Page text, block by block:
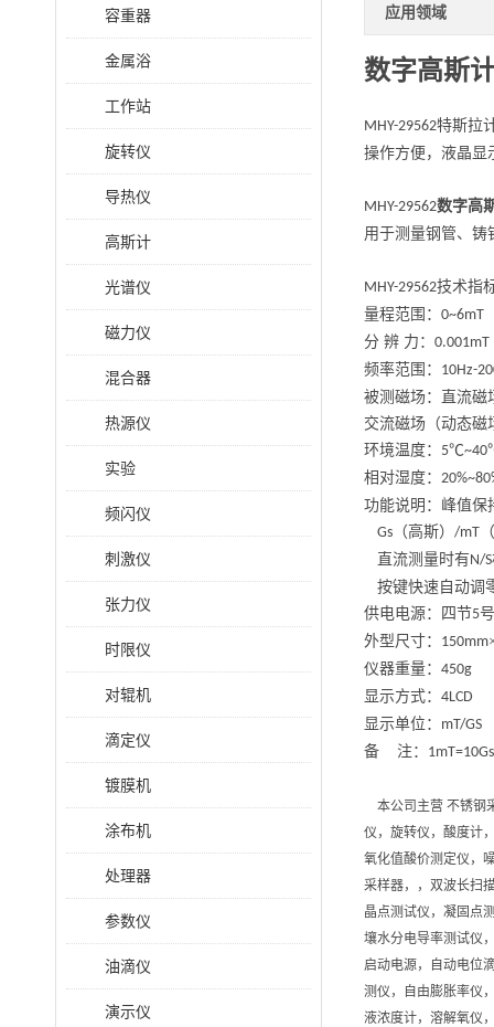
容重器
金属浴
工作站
旋转仪
导热仪
高斯计
光谱仪
磁力仪
混合器
热源仪
实验
频闪仪
刺激仪
张力仪
时限仪
对辊机
滴定仪
镀膜机
涂布机
处理器
参数仪
油滴仪
演示仪
应用领域
数字高斯
MHY-29562特斯拉
操作方便，液晶显
MHY-29562数字高
用于测量钢管、铸
MHY-29562技术指
量程范围： 0~6mT
分 辨 力：
频率范围： 10Hz-
被测磁场：直流磁
交流磁场（动态磁
环境温度： 5℃~40
相对湿度：
功能说明：峰值保
Gs （高斯） /mT
直流测量时有N/S
按键快速自动调
供电电源：四节5
外型尺寸： 150mm
仪器重量： 450g
显示方式： 4LCD
显示单位： mT/GS
备
注： 1mT=10Gs
本公司主营 不锈钢
仪，旋转仪，酸度计
氧化值酸价测定仪，
采样器，，双波长扫
晶点测试仪，凝固点
壤水分电导率测试仪
启动电源，自动电位
测仪，自由膨胀率仪
液浓度计，溶解氧仪